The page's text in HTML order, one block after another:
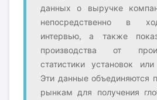
данных о выручке
непосредственно в
интервью, а также
производства от
статистики установок
Эти данные объединяются
рынкам для получения